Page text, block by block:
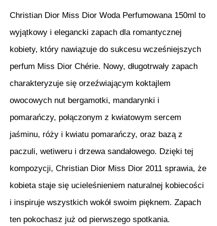
Christian Dior Miss Dior Woda Perfumowana 150ml to
wyjątkowy i elegancki zapach dla romantycznej
kobiety, który nawiązuje do sukcesu wcześniejszych
perfum Miss Dior Chérie. Nowy, długotrwały zapach
charakteryzuje się orzeźwiającym koktajlem
owocowych nut bergamotki, mandarynki i
pomarańczy, połączonym z kwiatowym sercem
jaśminu, róży i kwiatu pomarańczy, oraz bazą z
paczuli, wetiweru i drzewa sandałowego. Dzięki tej
kompozycji, Christian Dior Miss Dior 2011 sprawia, że
kobieta staje się ucieleśnieniem naturalnej kobiecości
i inspiruje wszystkich wokół swoim pięknem. Zapach
ten pokochasz już od pierwszego spotkania.